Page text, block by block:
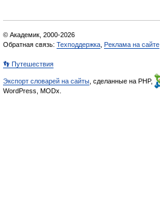
© Академик, 2000-2026
Обратная связь: Техподдержка Реклама на сайте
👣 Путешествия
Экспорт словарей на сайты , сделанные на PHP,
WordPress, MODx.